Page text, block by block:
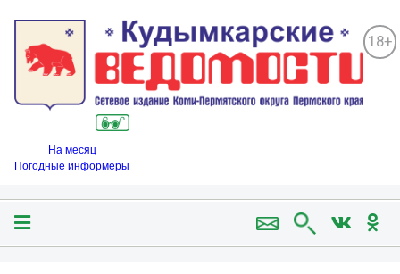
18+
На месяц
Погодные информеры